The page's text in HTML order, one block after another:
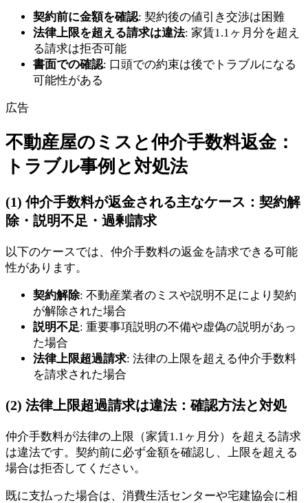
契約前に金額を確認: 契約後の値引き交渉は困難
法律上限を超える請求は違法: 家賃1.1ヶ月分を超え
る請求は拒否可能
書面での確認: 口頭での約束は後でトラブルになる
可能性がある
広告
不動産屋のミスと仲介手数料返金：
トラブル事例と対処法
(1) 仲介手数料が返金される主なケース：契約解
除・説明不足・過剰請求
以下のケースでは、仲介手数料の返金を請求できる可能
性があります。
契約解除: 不動産業者のミスや説明不足により契約
が解除された場合
説明不足: 重要事項説明の不備や虚偽の説明があっ
た場合
法律上限超過請求: 法律の上限を超える仲介手数料
を請求された場合
(2) 法律上限超過請求は違法：確認方法と対処
仲介手数料が法律の上限（家賃1.1ヶ月分）を超える請求
は違法です。契約前に必ず金額を確認し、上限を超える
場合は拒否してください。
既に支払った場合は、消費生活センターや宅建協会に相